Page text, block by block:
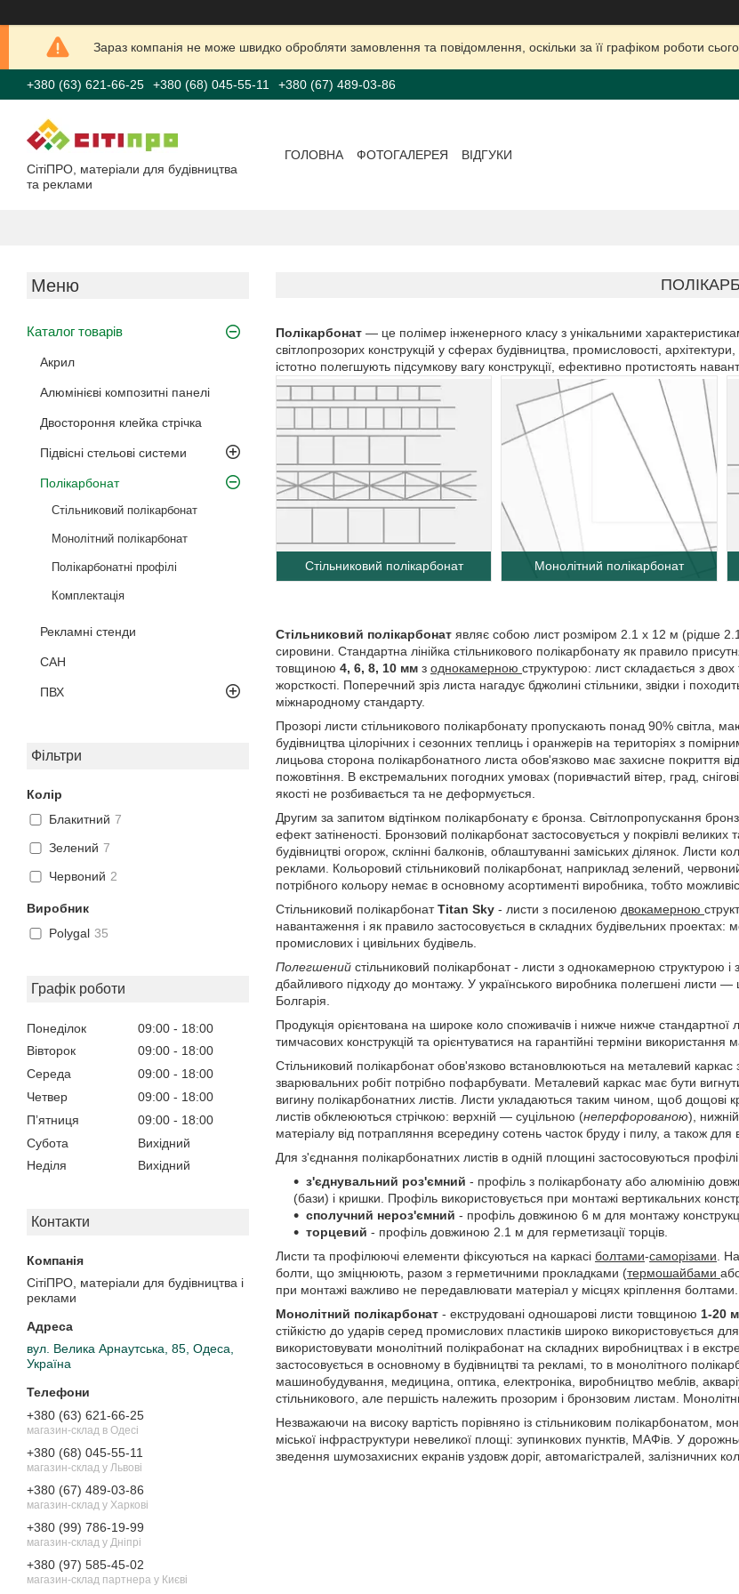
Зараз компанія не може швидко обробляти замовлення та повідомлення, оскільки за її графіком роботи
+380 (63) 621-66-25 +380 (68) 045-55-11 +380 (67) 489-03-86
СітіПРО, матеріали для будівництва
та реклами
ГОЛОВНА ФОТОГАЛЕРЕЯ ВІДГУКИ
Каталог товарів
Акрил
Алюмінієві композитні панелі
Двостороння клейка стрічка
Підвісні стельові системи
Полікарбонат
Стільниковий полікарбонат
Монолітний полікарбонат
Полікарбонатні профілі
Комплектація
Рекламні стенди
САН
ПВХ
Фільтри
Колір
Блакитний 7
Зелений 7
Червоний 2
Виробник
Polygal 35
Графік роботи
Понеділок 09:00
18:00
Вівторок
09:00
18:00
Середа
09:00
18:00
Четвер
09:00
18:00
Пʼятниця
09:00
18:00
Субота
Вихідний
Неділя
Вихідний
Контакти
СітіПРО, матеріали для будівництва і
реклами
вул. Велика Арнаутська, 85, Одеса,
Україна
+380 (63) 621-66-25
магазин-склад в Одесі
+380 (68) 045-55-11
магазин-склад у Львові
+380 (67) 489-03-86
магазин-склад у Харкові
+380 (99) 786-19-99
магазин-склад у Дніпрі
+380 (97) 585-45-02
магазин-склад партнера у Києві
Полікарбонат — це полімер інженерного класу з унікальними
світлопрозорих конструкцій у сферах будівництва, промисловості,
істотно полегшують підсумкову вагу конструкції, ефективно протистоять
Стільниковий полікарбонат Монолітний полікарбонат
Стільниковий полікарбонат являє собою лист розміром 2.1 х 12 м (рідше
сировини. Стандартна лінійка стільникового полікарбонату як правило
товщиною 4, 6, 8, 10 мм з однокамерною структурою: лист складається з
жорсткості. Поперечний зріз листа нагадує бджолині стільники, звідки і
міжнародному стандарту.
Прозорі листи стільникового полікарбонату пропускають понад 90% світла,
будівництва цілорічних і сезонних теплиць і оранжерів на територіях з
лицьова сторона полікарбонатного листа обов'язково має захисне покриття
пожовтіння. В екстремальних погодних умовах (поривчастий вітер, град,
якості не розбивається та не деформується.
Другим за запитом відтінком полікарбонату є бронза. Світлопропускання
ефект затіненості. Бронзовий полікарбонат застосовується у покрівлі
будівництві огорож, склінні балконів, облаштуванні заміських ділянок. Листи
реклами. Кольоровий стільниковий полікарбонат, наприклад зелений,
потрібного кольору немає в основному асортименті виробника, тобто
Стільниковий полікарбонатTitan Sky - листи з посиленою двокамерною
навантаження і як правило застосовується в складних будівельних
промислових і цивільних будівель.
Полегшений стільниковий полікарбонат - листи з однокамерною структурою
дбайливого підходу до монтажу. У українського виробника полегшені листи —
Болгарія.
Продукція орієнтована на широке коло споживачів і нижче нижче стандартної
тимчасових конструкцій та орієнтуватися на гарантійні терміни використання
Стільниковий полікарбонат обов'язково встановлюються на металевий
зварювальних робіт потрібно пофарбувати. Металевий каркас має бути
вигину полікарбонатних листів. Листи укладаються таким чином, щоб
листів обклеюються стрічкою: верхній — суцільною (неперфорованою),
матеріалу від потрапляння всередину сотень часток бруду і пилу, а також для
Для з'єднання полікарбонатних листів в одній площині застосовуються
з'єднувальний роз'ємний - профіль з полікарбонату або алюмінію
(бази) і кришки. Профіль використовується при монтажі вертикальних
сполучний нероз'ємний - профіль довжиною 6 м для монтажу
торцевий - профіль довжиною 2.1 м для герметизації торців.
Листи та профілюючі елементи фіксуються на каркасі болтами-саморізами .
болти, що зміцнюють, разом з герметичними прокладками (термошайбами
при монтажі важливо не передавлювати матеріал у місцях кріплення болтами.
Монолітний полікарбонат - екструдовані одношарові листи товщиною 1-20
стійкістю до ударів серед промислових пластиків широко використовується
використовувати монолітний полікрабонат на складних виробництвах і в
застосовується в основному в будівництві та рекламі, то в монолітного
машинобудування, медицина, оптика, електроніка, виробництво меблів,
стільникового, але першість належить прозорим і бронзовим листам.
Незважаючи на високу вартість порівняно із стільниковим полікарбонатом,
міської інфраструктури невеликої площі: зупинкових пунктів, МАФів. У
зведення шумозахисних екранів уздовж доріг, автомагістралей, залізничних